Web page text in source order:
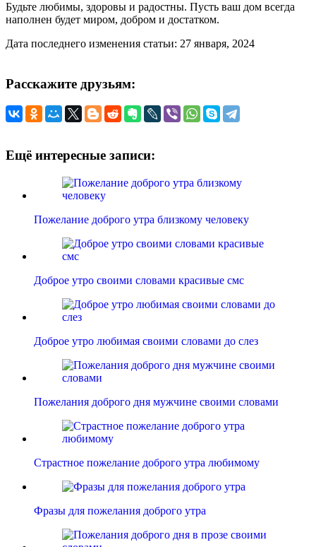
Будьте любимы, здоровы и радостны. Пусть ваш дом всегда
наполнен будет миром, добром и достатком.
Дата последнего изменения статьи: 27 января, 2024
Расскажите друзьям:
Ещё интересные записи:
Пожелание доброго утра близкому человеку
Доброе утро своими словами красивые смс
Доброе утро любимая своими словами до слез
Пожелания доброго дня мужчине своими словами
Страстное пожелание доброго утра любимому
Фразы для пожелания доброго утра